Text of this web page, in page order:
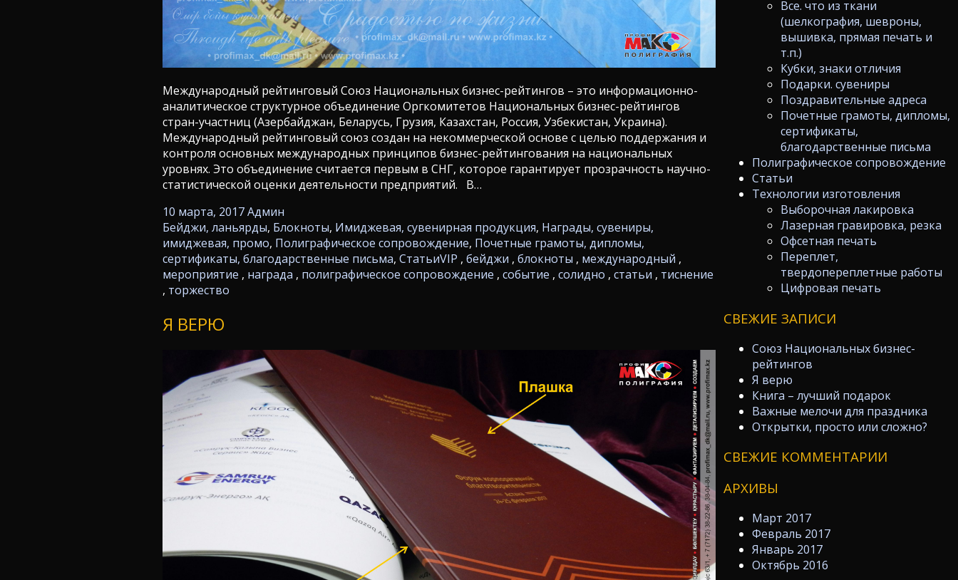
Все. что из ткани
(шелкография, шевроны,
вышивка, прямая печать и
т.п.)
Кубки, знаки отличия
Подарки. сувениры
Поздравительные адреса
Почетные грамоты, дипломы,
сертификаты,
благодарственные письма
Полиграфическое сопровождение
Статьи
Технологии изготовления
Выборочная лакировка
Лазерная гравировка, резка
Офсетная печать
Переплет,
твердопереплетные работы
Цифровая печать
СВЕЖИЕ ЗАПИСИ
Союз Национальных бизнес-
рейтингов
Я верю
Книга – лучший подарок
Важные мелочи для праздника
Открытки, просто или сложно?
СВЕЖИЕ КОММЕНТАРИИ
АРХИВЫ
Март 2017
Февраль 2017
Январь 2017
Октябрь 2016
Международный рейтинговый Союз Национальных бизнес-рейтингов – это информационно-
аналитическое структурное объединение Оргкомитетов Национальных бизнес-рейтингов
стран-участниц (Азербайджан, Беларусь, Грузия, Казахстан, Россия, Узбекистан, Украина).
Международный рейтинговый союз создан на некоммерческой основе с целью поддержания и
контроля основных международных принципов бизнес-рейтингования на национальных
уровнях. Это объединение считается первым в СНГ, которое гарантирует прозрачность научно-
статистической оценки деятельности предприятий. В…
10 марта, 2017Админ
Бейджи, ланьярды, Блокноты, Имиджевая, сувенирная продукция, Награды, сувениры,
имиджевая, промо, Полиграфическое сопровождение, Почетные грамоты, дипломы,
сертификаты, благодарственные письма, СтатьиVIP , бейджи , блокноты , международный ,
мероприятие , награда , полиграфическое сопровождение , событие , солидно , статьи , тиснение
, торжество
Я ВЕРЮ